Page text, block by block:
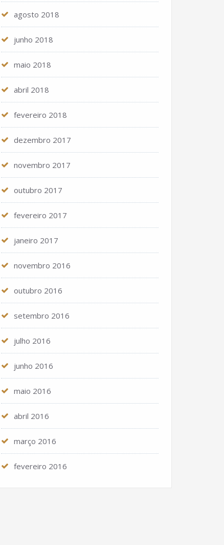
agosto 2018
junho 2018
maio 2018
abril 2018
fevereiro 2018
dezembro 2017
novembro 2017
outubro 2017
fevereiro 2017
janeiro 2017
novembro 2016
outubro 2016
setembro 2016
julho 2016
junho 2016
maio 2016
abril 2016
março 2016
fevereiro 2016